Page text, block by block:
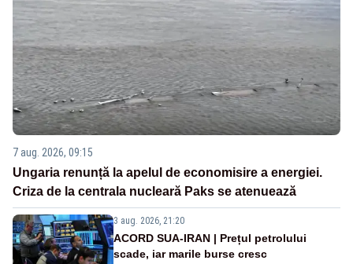
7 aug. 2026, 09:15
Ungaria renunță la apelul de economisire a energiei.
Criza de la centrala nucleară Paks se atenuează
3 aug. 2026, 21:20
ACORD SUA-IRAN | Prețul petrolului
scade, iar marile burse cresc